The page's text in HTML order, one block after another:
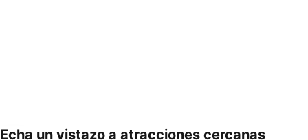
Echa un vistazo a atracciones cercanas